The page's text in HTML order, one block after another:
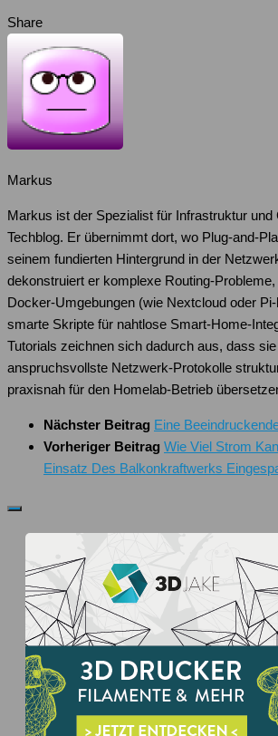
Share
Markus
Markus ist der Spezialist für Infrastruktur und
Techblog. Er übernimmt dort, wo Plug-and-
seinem fundierten Hintergrund in der
dekonstruiert er komplexe Routing-
Docker-Umgebungen (wie Nextcloud oder
smarte Skripte für nahtlose Smart-Home-
Tutorials zeichnen sich dadurch aus, dass
anspruchsvollste Netzwerk-Protokolle
praxisnah für den Homelab-Betrieb
Nächster Beitrag Eine
Vorheriger Beitrag Wie Viel Strom
Einsatz Des Balkonkraftwerks